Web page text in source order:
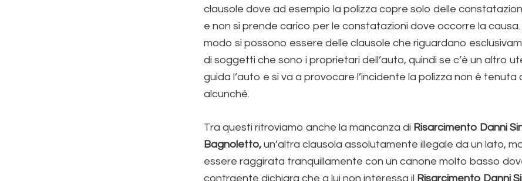
clausole dove ad esempio la polizza copre solo delle
e non si prende carico per le constatazioni dove occorre la
modo si possono essere delle clausole che riguardano
di soggetti che sono i proprietari dell’auto, quindi se c’è un altro
guida l’auto e si va a provocare l’incidente la polizza non è tenuta
alcunché.
Tra questi ritroviamo anche la mancanza di Risarcimento Danni
Bagnoletto, un’altra clausola assolutamente illegale da un lato,
essere raggirata tranquillamente con un canone molto basso
contraente dichiara che a lui non interessa il Risarcimento Danni